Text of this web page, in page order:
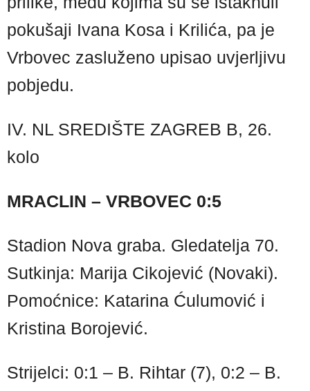
pokušaji Ivana Kosa i Krilića, pa je
Vrbovec zasluženo upisao uvjerljivu
pobjedu.
IV. NL SREDIŠTE ZAGREB B, 26.
kolo
MRACLIN – VRBOVEC 0:5
Stadion Nova graba. Gledatelja 70.
Sutkinja: Marija Cikojević (Novaki).
Pomoćnice: Katarina Ćulumović i
Kristina Borojević.
Strijelci: 0:1 – B. Rihtar (7), 0:2 – B.